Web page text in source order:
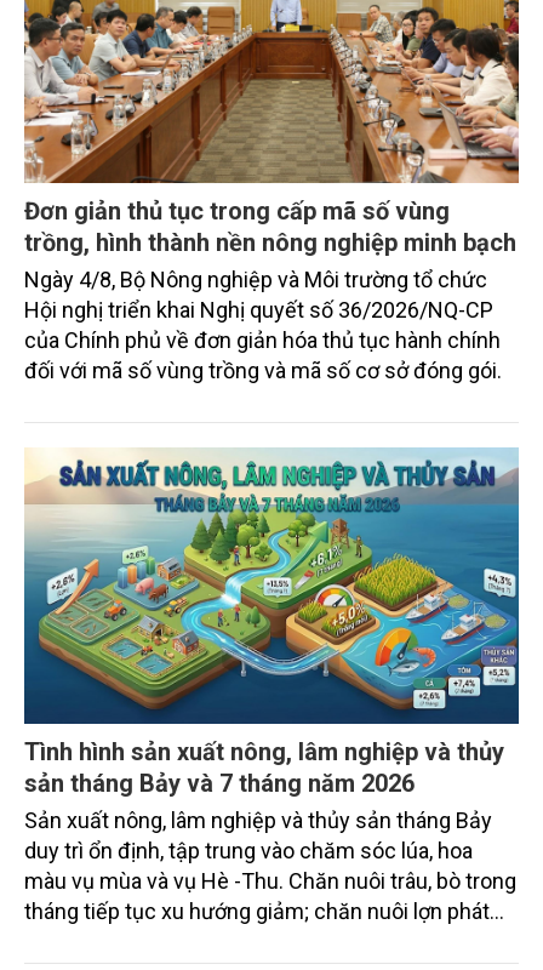
Đơn giản thủ tục trong cấp mã số vùng
trồng, hình thành nền nông nghiệp minh bạch
Ngày 4/8, Bộ Nông nghiệp và Môi trường tổ chức
Hội nghị triển khai Nghị quyết số 36/2026/NQ-CP
của Chính phủ về đơn giản hóa thủ tục hành chính
đối với mã số vùng trồng và mã số cơ sở đóng gói.
Tình hình sản xuất nông, lâm nghiệp và thủy
sản tháng Bảy và 7 tháng năm 2026
Sản xuất nông, lâm nghiệp và thủy sản tháng Bảy
duy trì ổn định, tập trung vào chăm sóc lúa, hoa
màu vụ mùa và vụ Hè -Thu. Chăn nuôi trâu, bò trong
tháng tiếp tục xu hướng giảm; chăn nuôi lợn phát